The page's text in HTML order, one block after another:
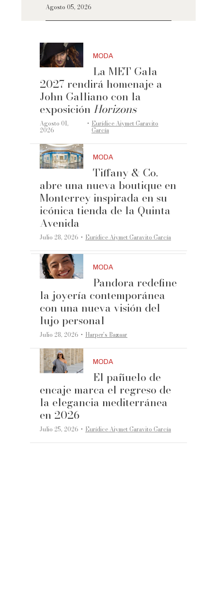
Agosto 05, 2026
MODA
La MET Gala
2027 rendirá homenaje a
John Galliano con la
exposición Horizons
Agosto 01,
2026 ·Eurídice Aiymet Garavito
García
MODA
Tiffany & Co.
abre una nueva boutique en
Monterrey inspirada en su
icónica tienda de la Quinta
Avenida
Julio 28, 2026 ·Eurídice Aiymet Garavito García
MODA
Pandora redefine
la joyería contemporánea
con una nueva visión del
lujo personal
Julio 28, 2026 ·Harper’s Bazaar
MODA
El pañuelo de
encaje marca el regreso de
la elegancia mediterránea
en 2026
Julio 25, 2026 ·Eurídice Aiymet Garavito García